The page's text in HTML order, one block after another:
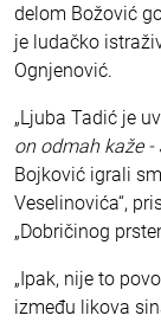
delom Božović
je ludačko
Ognjenović.
„Ljuba Tadić je
on odmah kaže -
Bojković igrali
Veselinovića“,
„Dobričinog
„Ipak, nije to
između likova